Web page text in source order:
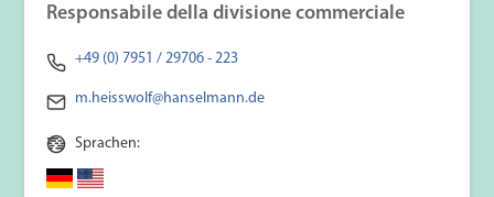
Responsabile della divisione commerciale
+49 (0) 7951 / 29706 - 223
m.heisswolf@hanselmann.de
Sprachen: